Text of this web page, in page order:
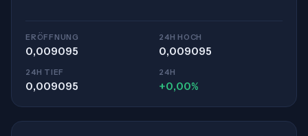
ERÖFFNUNG
0,009095
24H HOCH
0,009095
24H TIEF
0,009095
24H
+0,00%